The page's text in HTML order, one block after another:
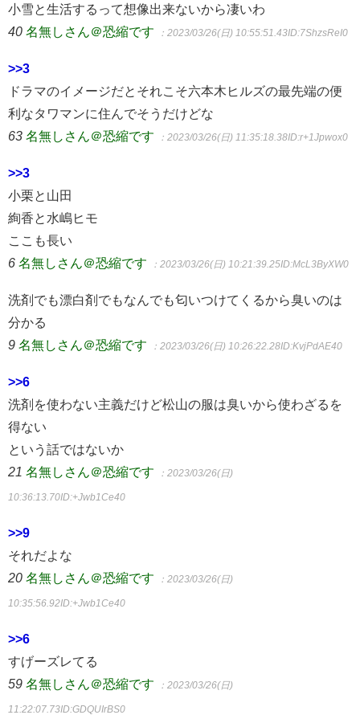
小雪と生活するって想像出来ないから凄いわ
40 名無しさん＠恐縮です ：2023/03/26(日) 10:55:51.43ID:7ShzsReI0
>>3
ドラマのイメージだとそれこそ六本木ヒルズの最先端の便
利なタワマンに住んでそうだけどな
63 名無しさん＠恐縮です ：2023/03/26(日) 11:35:18.38ID:r+1Jpwox0
>>3
小栗と山田
絢香と水嶋ヒモ
ここも長い
6 名無しさん＠恐縮です ：2023/03/26(日) 10:21:39.25ID:McL3ByXW0
洗剤でも漂白剤でもなんでも匂いつけてくるから臭いのは
分かる
9 名無しさん＠恐縮です ：2023/03/26(日) 10:26:22.28ID:KvjPdAE40
>>6
洗剤を使わない主義だけど松山の服は臭いから使わざるを
得ない
という話ではないか
21 名無しさん＠恐縮です ：2023/03/26(日)
10:36:13.70ID:+Jwb1Ce40
>>9
それだよな
20 名無しさん＠恐縮です ：2023/03/26(日)
10:35:56.92ID:+Jwb1Ce40
>>6
すげーズレてる
59 名無しさん＠恐縮です ：2023/03/26(日)
11:22:07.73ID:GDQUIrBS0